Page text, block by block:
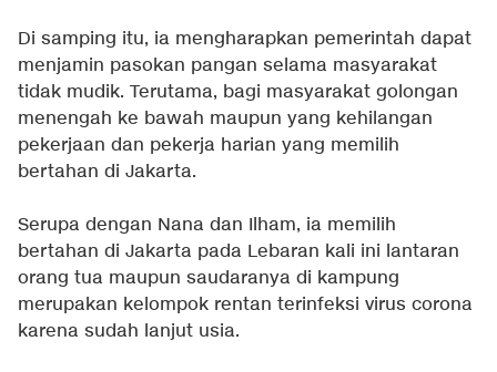
Di samping itu, ia mengharapkan pemerintah dapat
menjamin pasokan pangan selama masyarakat
tidak mudik. Terutama, bagi masyarakat golongan
menengah ke bawah maupun yang kehilangan
pekerjaan dan pekerja harian yang memilih
bertahan di Jakarta.
Serupa dengan Nana dan Ilham, ia memilih
bertahan di Jakarta pada Lebaran kali ini lantaran
orang tua maupun saudaranya di kampung
merupakan kelompok rentan terinfeksi virus corona
karena sudah lanjut usia.